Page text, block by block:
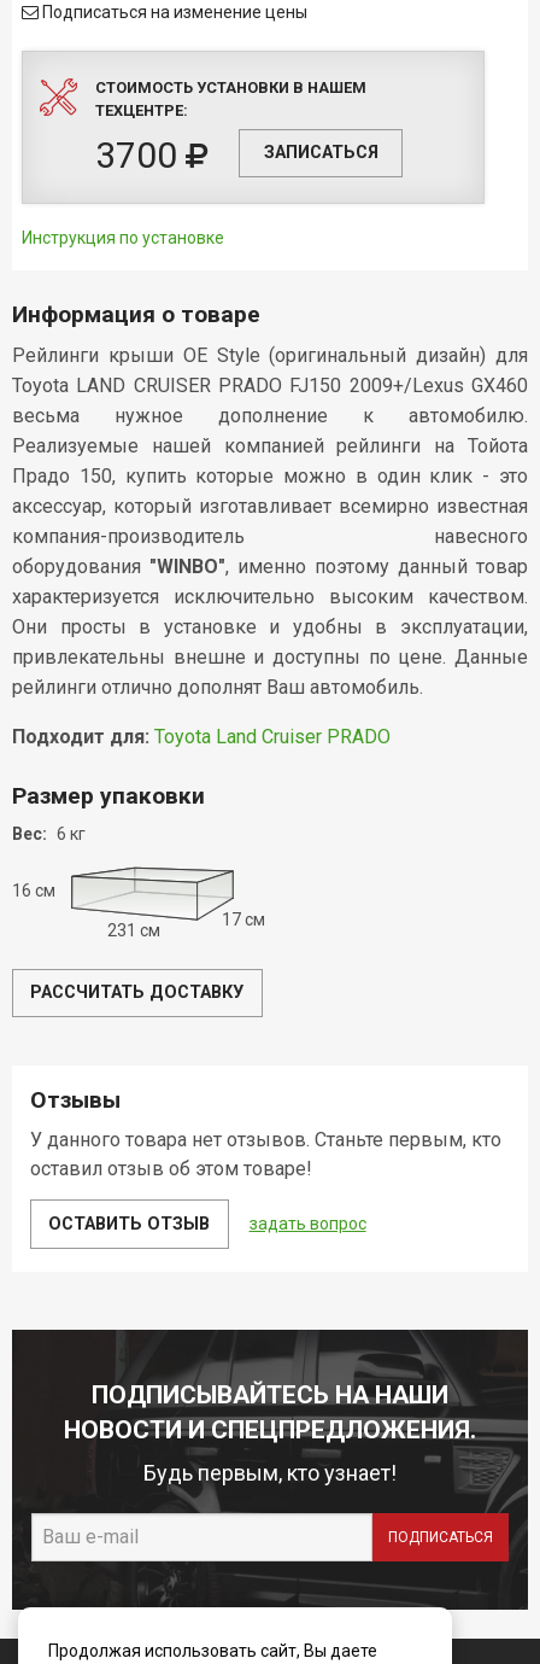
Подписаться на изменение цены
СТОИМОСТЬ УСТАНОВКИ В НАШЕМ
ТЕХЦЕНТРЕ:
3700 ЗАПИСАТЬСЯ
Инструкция по установке
Информация о товаре
Рейлинги крыши OE Style (оригинальный дизайн) для
Toyota LAND CRUISER PRADO FJ150 2009+/Lexus GX460
весьма нужное дополнение к автомобилю.
Реализуемые нашей компанией рейлинги на Тойота
Прадо 150, купить которые можно в один клик - это
аксессуар, который изготавливает всемирно известная
компания-производитель навесного
оборудования "WINBO", именно поэтому данный товар
характеризуется исключительно высоким качеством.
Они просты в установке и удобны в эксплуатации,
привлекательны внешне и доступны по цене. Данные
рейлинги отлично дополнят Ваш автомобиль.
Подходит для: Toyota Land Cruiser PRADO
Размер упаковки
Вес: 6 кг
16 см
231 см
17 см
РАССЧИТАТЬ ДОСТАВКУ
Отзывы
У данного товара нет отзывов. Станьте первым, кто
оставил отзыв об этом товаре!
ОСТАВИТЬ ОТЗЫВ задать вопрос
ПОДПИСЫВАЙТЕСЬ НА НАШИ
НОВОСТИ И СПЕЦПРЕДЛОЖЕНИЯ.
Будь первым, кто узнает!
Продолжая использовать сайт, Вы даете